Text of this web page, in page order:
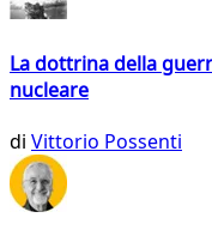
La dottrina della
nucleare
di Vittorio Possenti